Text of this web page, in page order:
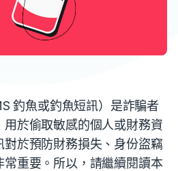
釣魚或釣魚短訊）是詐騙者
於偷取敏感的個人或財務資
於預防財務損失、身份盜竊
重要。所以，請繼續閱讀本